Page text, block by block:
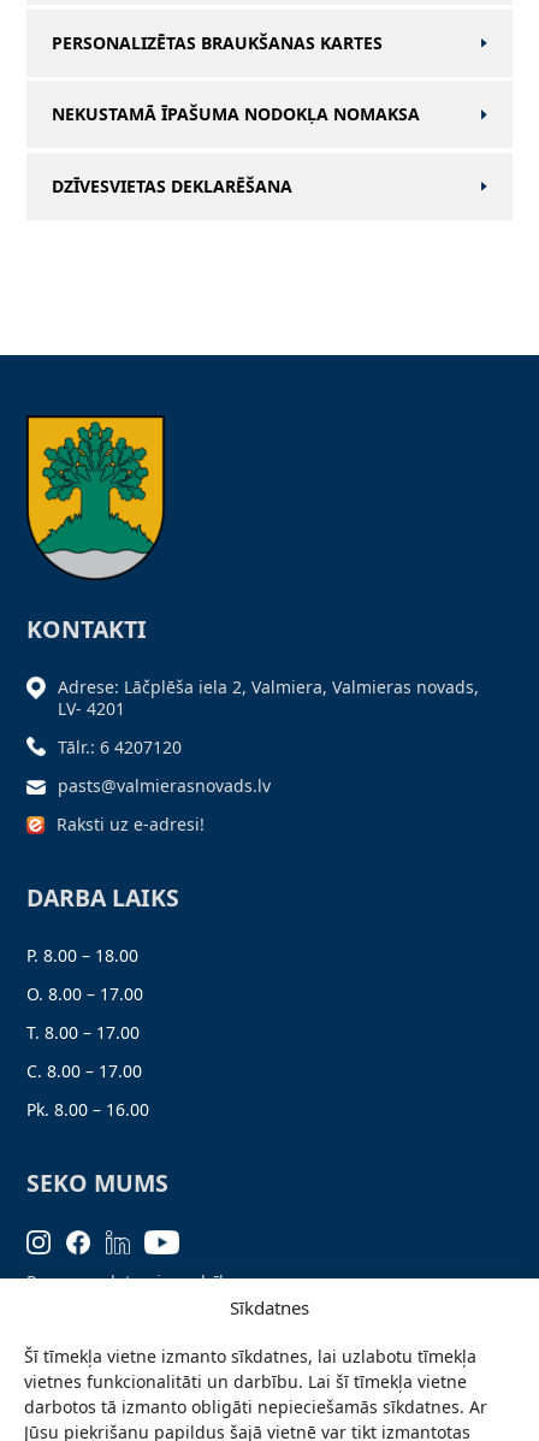
Sīkdatnes
Šī tīmekļa vietne izmanto sīkdatnes, lai uzlabotu tīmekļa
vietnes funkcionalitāti un darbību. Lai šī tīmekļa vietne
darbotos tā izmanto obligāti nepieciešamās sīkdatnes. Ar
Jūsu piekrišanu papildus šajā vietnē var tikt izmantotas
PERSONALIZĒTAS BRAUKŠANAS KARTES
NEKUSTAMĀ ĪPAŠUMA NODOKĻA NOMAKSA
DZĪVESVIETAS DEKLARĒŠANA
KONTAKTI
Adrese: Lāčplēša iela 2, Valmiera, Valmieras novads,
LV- 4201
Tālr.: 6 4207120
pasts@valmierasnovads.lv
Raksti uz e-adresi!
DARBA LAIKS
P. 8.00 – 18.00
O. 8.00 – 17.00
T. 8.00 – 17.00
C. 8.00 – 17.00
Pk. 8.00 – 16.00
SEKO MUMS
Personas datu aizsardzība
Ziņo par problēmu
Pieteikties jaunumiem
Piekļūstamības paziņojums